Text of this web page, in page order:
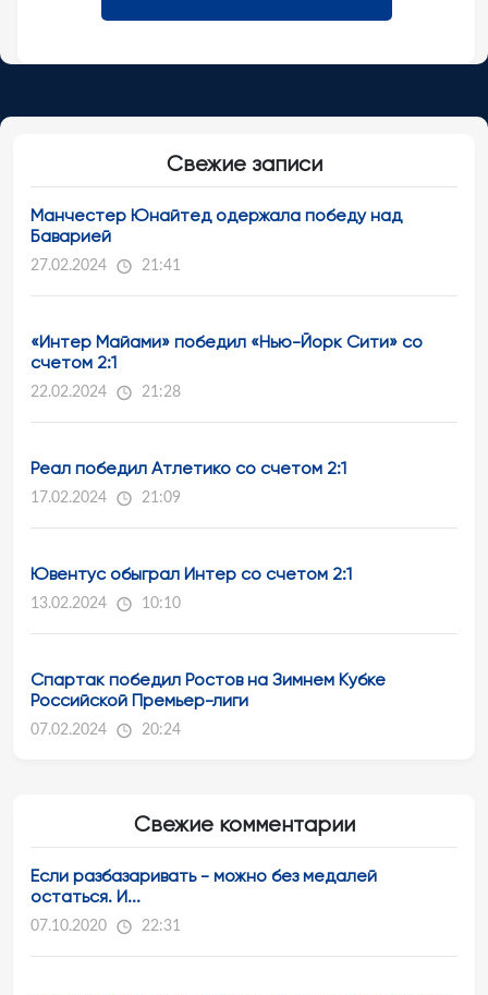
Свежие записи
Манчестер Юнайтед одержала победу над
Баварией
27.02.2024 21:41
«Интер Майами» победил «Нью-Йорк Сити» со
счетом 2:1
22.02.2024 21:28
Реал победил Атлетико со счетом 2:1
17.02.2024 21:09
Ювентус обыграл Интер со счетом 2:1
13.02.2024 10:10
Спартак победил Ростов на Зимнем Кубке
Российской Премьер-лиги
07.02.2024 20:24
Свежие комментарии
Если разбазаривать - можно без медалей
остаться. И...
07.10.2020 22:31